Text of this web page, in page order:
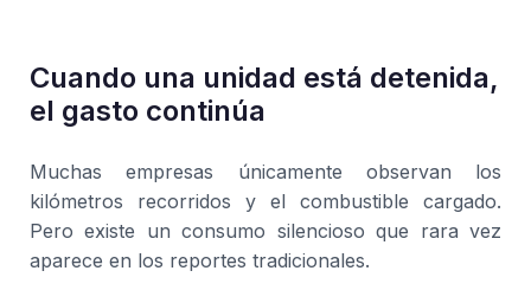
Cuando una unidad está detenida,
el gasto continúa
Muchas empresas únicamente observan los
kilómetros recorridos y el combustible cargado.
Pero existe un consumo silencioso que rara vez
aparece en los reportes tradicionales.